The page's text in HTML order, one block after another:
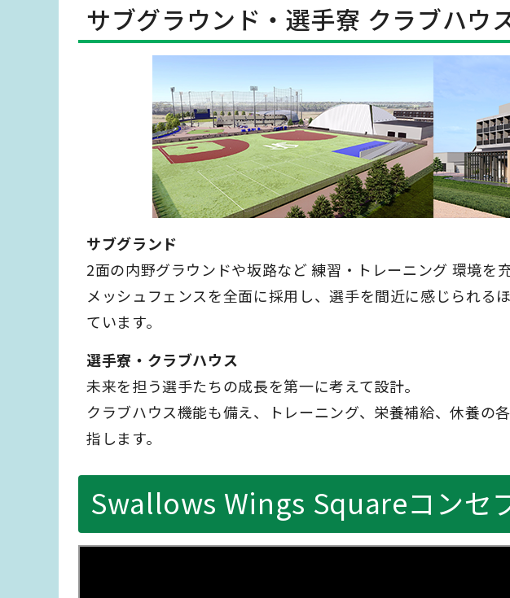
サブグラウンド・選手寮 クラブハウ
サブグランド
2面の内野グラウンドや坂路など 練習・トレーニング 環境を
メッシュフェンスを全面に採用し、選手を間近に感じられる
ています。
選手寮・クラブハウス
未来を担う選手たちの成長を第一に考えて設計。
クラブハウス機能も備え、トレーニング、栄養補給、休養の
指します。
Swallows Wings Squareコンセ